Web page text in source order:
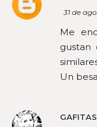
31 de
Me
gustan
Un
GAFITAS